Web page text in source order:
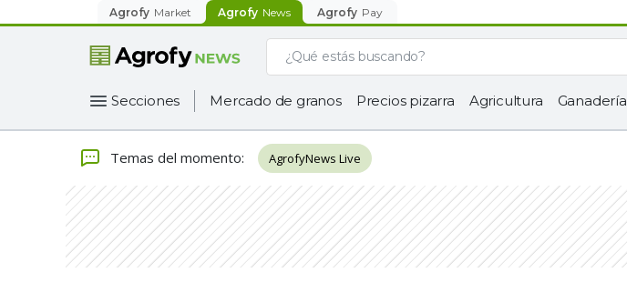
Agrofy Market Agrofy News Agrofy Pay
Secciones Mercado de granos Precios pizarra Agricultura Ganadería
Temas del momento: AgrofyNews Live